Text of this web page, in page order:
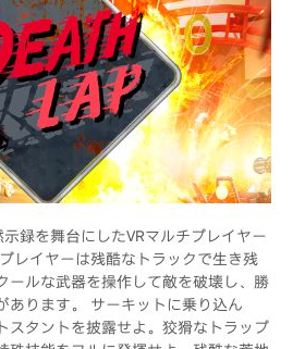
録を舞台にしたVRマルチプレイヤー
レイヤーは残酷なトラックで生き残
ールな武器を操作して敵を破壊し、勝
あります。 サーキットに乗り込ん
スタントを披露せよ。狡猾なトラップ